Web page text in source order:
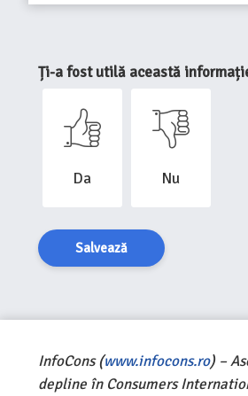
Ți-a fost utilă această
Da Nu
Salvează
InfoCons (www.infocons.ro) –
depline în Consumers